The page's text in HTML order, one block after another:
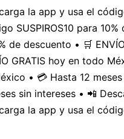
la app y usa el
para
descuento • 🛒
GRATIS hoy en todo
• 💳 Hasta 12
sin intereses • 📲
la app y usa el